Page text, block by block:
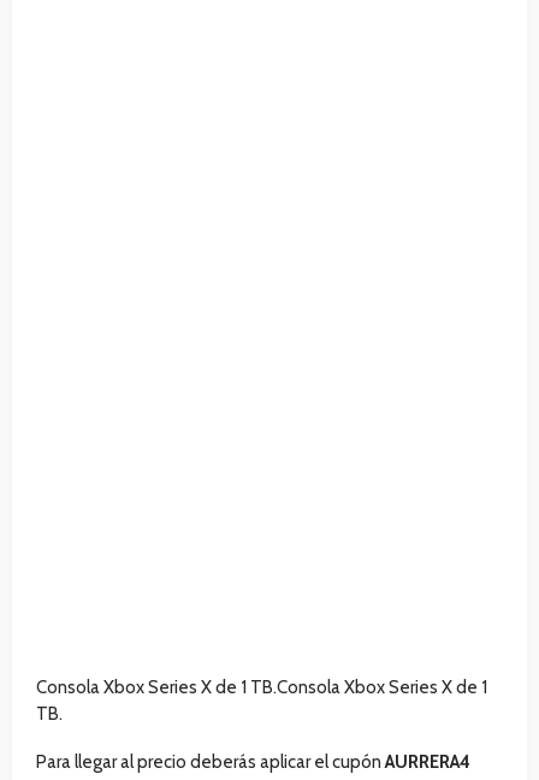
Consola Xbox Series X de 1 TB.Consola Xbox Series X de 1
TB.
Para llegar al precio deberás aplicar el cupónAURRERA4